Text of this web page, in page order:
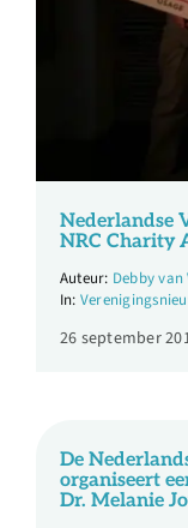
Nederlandse
NRC Charity
Debby van
26 september
De
organiseert
Dr. Melanie